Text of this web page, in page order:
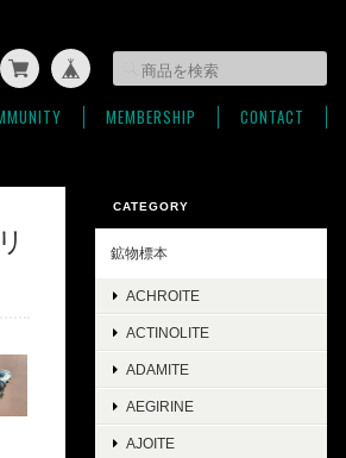
MEMBERSHIP CONTACT
CATEGORY
鉱物標本
ACHROITE
ACTINOLITE
ADAMITE
AEGIRINE
AJOITE